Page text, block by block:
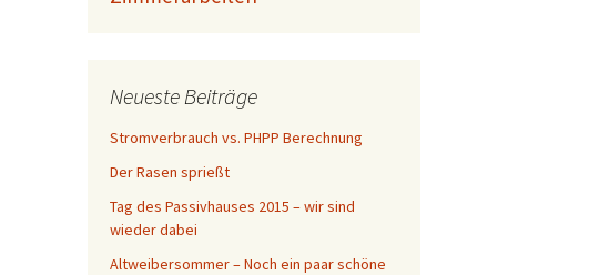
Neueste Beiträge
Stromverbrauch vs. PHPP Berechnung
Der Rasen sprießt
Tag des Passivhauses 2015 – wir sind
wieder dabei
Altweibersommer – Noch ein paar schöne